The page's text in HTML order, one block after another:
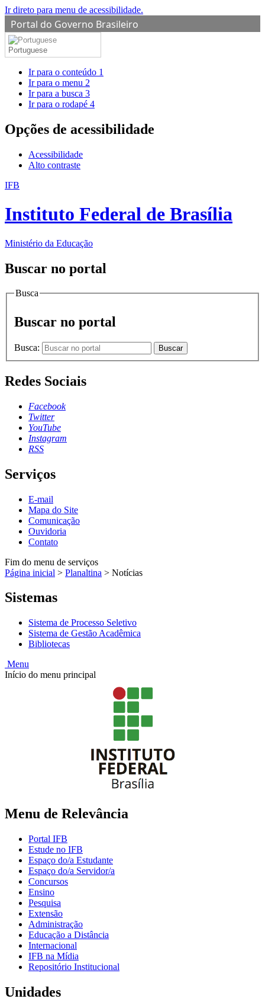
Ir direto para menu de acessibilidade.
Portal do Governo Brasileiro
Portuguese
Ir para o conteúdo 1
Ir para o menu 2
Ir para a busca 3
Ir para o rodapé 4
Opções de acessibilidade
Acessibilidade
Alto contraste
IFB
Instituto Federal de Brasília
Ministério da Educação
Buscar no portal
Busca
Buscar no portal
Busca: Buscar
Redes Sociais
Facebook
Twitter
YouTube
Instagram
RSS
Serviços
E-mail
Mapa do Site
Comunicação
Ouvidoria
Contato
Fim do menu de serviços
Página inicial > Planaltina > Notícias
Sistemas
Sistema de Processo Seletivo
Sistema de Gestão Acadêmica
Bibliotecas
Menu
Início do menu principal
Menu de Relevância
Portal IFB
Estude no IFB
Espaço do/a Estudante
Espaço do/a Servidor/a
Concursos
Ensino
Pesquisa
Extensão
Administração
Educação a Distância
Internacional
IFB na Mídia
Repositório Institucional
Unidades